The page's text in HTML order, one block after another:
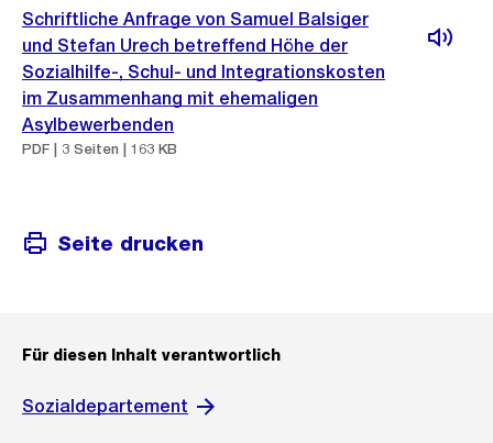
Schriftliche Anfrage von Samuel Balsiger
und Stefan Urech betreffend Höhe der
Sozialhilfe-, Schul- und Integrationskosten
im Zusammenhang mit ehemaligen
Asylbewerbenden
PDF | 3 Seiten | 163 KB
Seite drucken
Für diesen Inhalt verantwortlich
Sozialdepartement